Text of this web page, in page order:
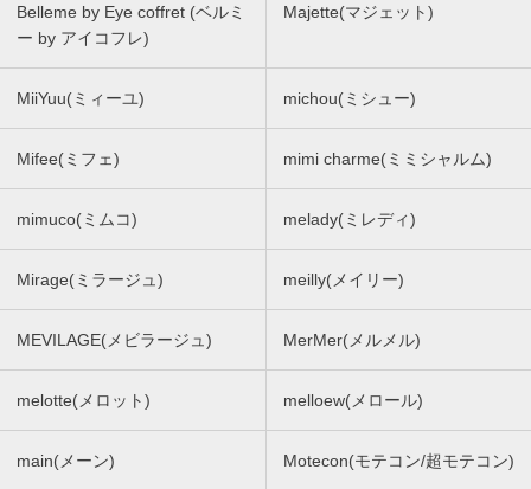
Belleme by Eye coffret (ベルミ
ー by アイコフレ)
Majette(マジェット)
MiiYuu(ミィーユ) michou(ミシュー)
Mifee(ミフェ) mimi charme(ミミシャルム)
mimuco(ミムコ) melady(ミレディ)
Mirage(ミラージュ) meilly(メイリー)
MEVILAGE(メビラージュ) MerMer(メルメル)
melotte(メロット) melloew(メロール)
main(メーン) Motecon(モテコン/超モテコン)